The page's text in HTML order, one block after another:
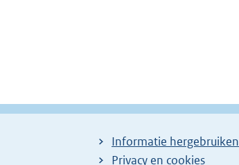
Informatie hergebruiken
Privacy en cookies